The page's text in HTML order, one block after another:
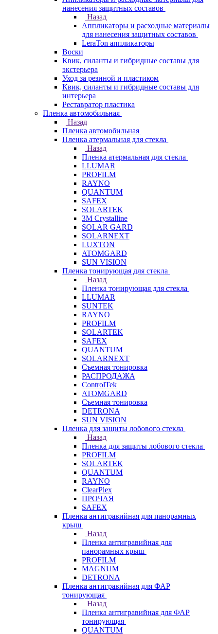
нанесения защитных составов
Назад
Аппликаторы и расходные материалы
для нанесения защитных составов
LeraTon аппликаторы
Воски
Квик, силанты и гибридные составы для
экстерьера
Уход за резиной и пластиком
Квик, силанты и гибридные составы для
интерьера
Реставратор пластика
Пленка автомобильная
Назад
Пленка автомобильная
Пленка атермальная для стекла
Назад
Пленка атермальная для стекла
LLUMAR
PROFILM
RAYNO
QUANTUM
SAFEX
SOLARTEK
3M Crystalline
SOLAR GARD
SOLARNEXT
LUXTON
ATOMGARD
SUN VISION
Пленка тонирующая для стекла
Назад
Пленка тонирующая для стекла
LLUMAR
SUNTEK
RAYNO
PROFILM
SOLARTEK
SAFEX
QUANTUM
SOLARNEXT
Съемная тонировка
РАСПРОДАЖА
ControlTek
ATOMGARD
Съемная тонировка
DETRONA
SUN VISION
Пленка для защиты лобового стекла
Назад
Пленка для защиты лобового стекла
PROFILM
SOLARTEK
QUANTUM
RAYNO
ClearPlex
ПРОЧАЯ
SAFEX
Пленка антигравийная для панорамных
крыш
Назад
Пленка антигравийная для
панорамных крыш
PROFILM
MAGNUM
DETRONA
Пленка антигравийная для ФАР
тонирующая
Назад
Пленка антигравийная для ФАР
тонирующая
QUANTUM